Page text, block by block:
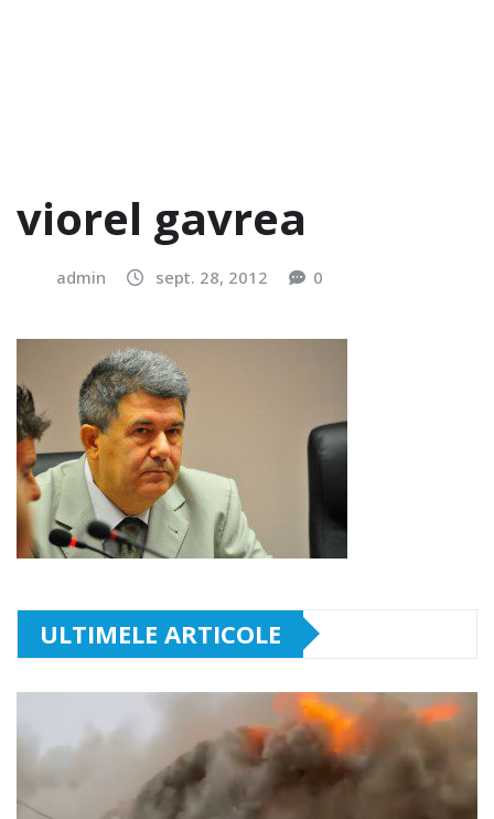
viorel gavrea
admin sept. 28, 2012 0
ULTIMELE ARTICOLE